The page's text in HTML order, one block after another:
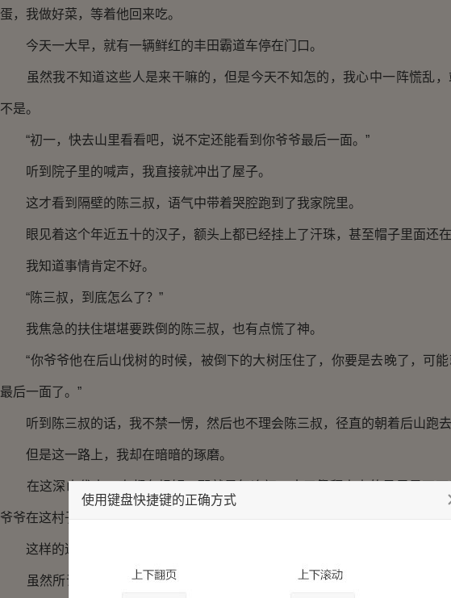
蛋，我做好菜，等着他回来吃。
今天一大早，就有一辆鲜红的丰田霸道车停在门口。
虽然我不知道这些人是来干嘛的，但是今天不知怎的，我心中一阵慌乱，
不是。
“初一，快去山里看看吧，说不定还能看到你爷爷最后一面。”
听到院子里的喊声，我直接就冲出了屋子。
这才看到隔壁的陈三叔，语气中带着哭腔跑到了我家院里。
眼见着这个年近五十的汉子，额头上都已经挂上了汗珠，甚至帽子里面还在
我知道事情肯定不好。
“陈三叔，到底怎么了？”
我焦急的扶住堪堪要跌倒的陈三叔，也有点慌了神。
“你爷爷他在后山伐树的时候，被倒下的大树压住了，你要是去晚了，可能
最后一面了。”
听到陈三叔的话，我不禁一愣，然后也不理会陈三叔，径直的朝着后山跑去
但是这一路上，我却在暗暗的琢磨。
在这深山伐木一直都有规矩，那就是每逢初一十五祭拜山山的日子是不可
爷爷在这村子里过了一辈子，伐木也伐了一辈子。
这样的道理，这样的规矩他不可能不了解。
虽然所谓的祭拜山神，在我看来，多多少少有一些封建迷信在其中，但是
使用键盘快捷键的正确方式